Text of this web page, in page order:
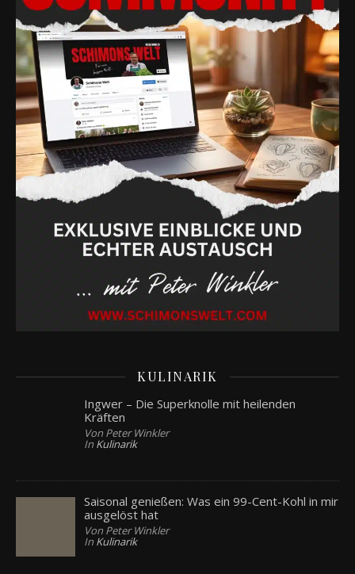
KULINARIK
Ingwer – Die Superknolle mit heilenden
Kräften
Von Peter Winkler
In Kulinarik
Saisonal genießen: Was ein 99-Cent-Kohl in mir
ausgelöst hat
Von Peter Winkler
In Kulinarik